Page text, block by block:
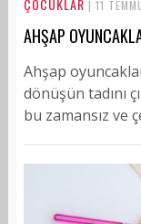
ÇOCUKLAR | 11
AHŞAP
Ahşap
dönüşün tadını
bu zamansız ve